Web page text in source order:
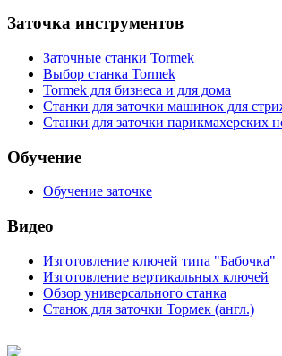
Заточка инструментов
Заточные станки Tormek
Выбор станка Tormek
Tormek для бизнеса и для дома
Станки для заточки машинок для
Станки для заточки парикмахерских
Обучение
Обучение заточке
Видео
Изготовление ключей типа "Бабочка"
Изготовление вертикальных ключей
Обзор универсального станка
Станок для заточки Тормек (англ.)